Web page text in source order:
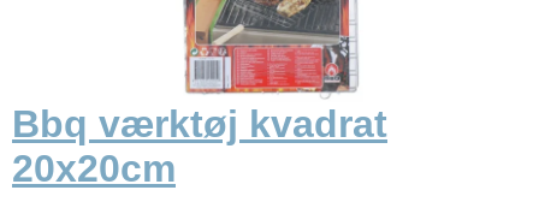
Bbq værktøj kvadrat
20x20cm